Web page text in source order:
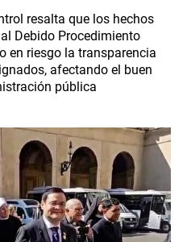
resalta que los hechos
Debido Procedimiento
en riesgo la transparencia
afectando el buen
pública